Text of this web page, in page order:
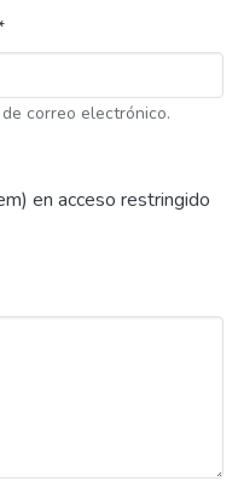
correo electrónico.
en acceso restringido